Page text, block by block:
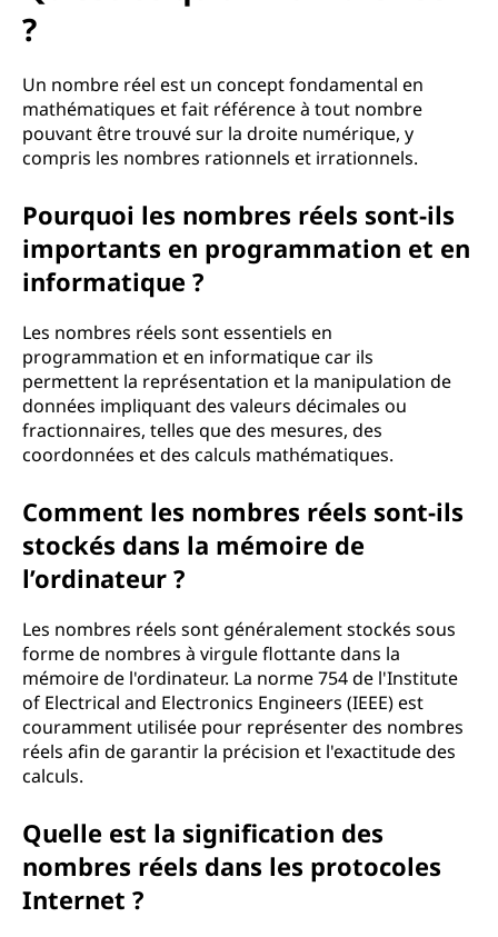
?
Un nombre réel est un concept fondamental en
mathématiques et fait référence à tout nombre
pouvant être trouvé sur la droite numérique, y
compris les nombres rationnels et irrationnels.
Pourquoi les nombres réels sont-ils
importants en programmation et en
informatique ?
Les nombres réels sont essentiels en
programmation et en informatique car ils
permettent la représentation et la manipulation de
données impliquant des valeurs décimales ou
fractionnaires, telles que des mesures, des
coordonnées et des calculs mathématiques.
Comment les nombres réels sont-ils
stockés dans la mémoire de
l’ordinateur ?
Les nombres réels sont généralement stockés sous
forme de nombres à virgule flottante dans la
mémoire de l'ordinateur. La norme 754 de l'Institute
of Electrical and Electronics Engineers (IEEE) est
couramment utilisée pour représenter des nombres
réels afin de garantir la précision et l'exactitude des
calculs.
Quelle est la signification des
nombres réels dans les protocoles
Internet ?